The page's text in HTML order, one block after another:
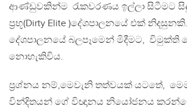
ආණ්ඩුවකින්ම රැකවරණය ඉල්ලා සිටීමට
ප්‍රභූ(Dirty Elite )දේශපාලනයේ එක්
දේශපාලනයේ බලපෑමෙන් මිදීමට, විමුක්ති
නොහැකිවිය.
ප්‍රශ්නය නම්,මෙවැනි තත්වයක් යටතේ,
වින්දිතයන් ගේ විඥානය නියෝජනය